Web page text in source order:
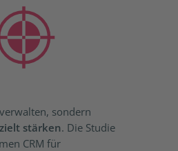
sondern
stärken. Die Studie
CRM für